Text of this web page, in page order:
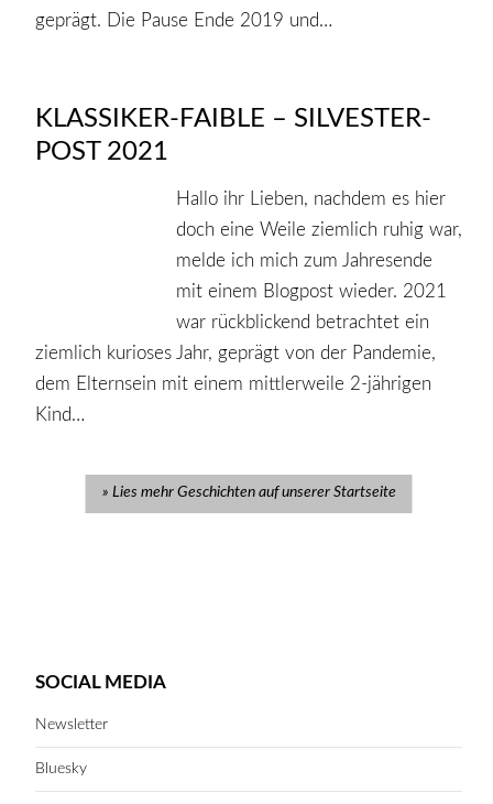
geprägt. Die Pause Ende 2019 und…
KLASSIKER-FAIBLE – SILVESTER-
POST 2021
Hallo ihr Lieben, nachdem es hier
doch eine Weile ziemlich ruhig war,
melde ich mich zum Jahresende
mit einem Blogpost wieder. 2021
war rückblickend betrachtet ein
ziemlich kurioses Jahr, geprägt von der Pandemie,
dem Elternsein mit einem mittlerweile 2-jährigen
Kind…
Lies mehr Geschichten auf unserer Startseite
SOCIAL MEDIA
Newsletter
Bluesky